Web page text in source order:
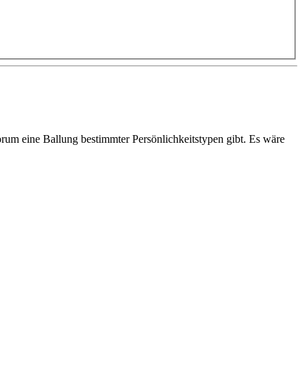
eine Ballung bestimmter Persönlichkeitstypen gibt. Es wäre